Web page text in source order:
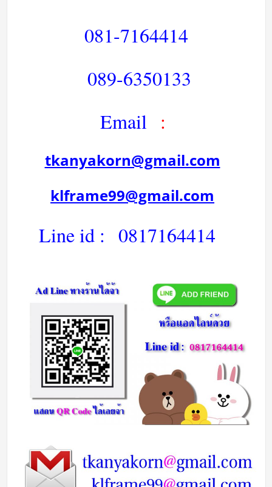
081-7164414
089-6350133
Email
:
tkanyakorn@gmail.com
klframe99@gmail.com
Line id : 0817164414